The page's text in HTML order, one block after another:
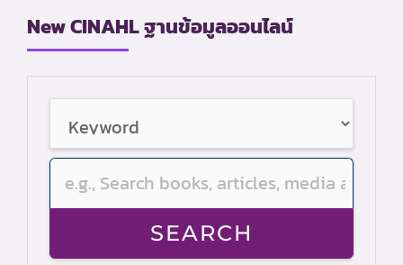
New CINAHL ฐานข้อมูลออนไลน์
SEARCH